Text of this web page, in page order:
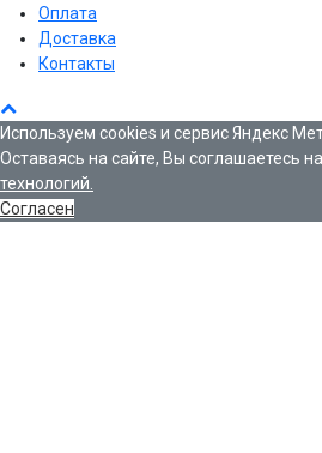
Оплата
Доставка
Контакты
Используем cookies и сервис Яндекс
Оставаясь на сайте, Вы соглашаетесь на
технологий.
Согласен